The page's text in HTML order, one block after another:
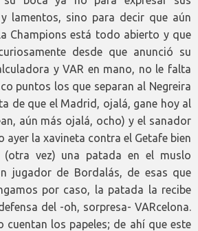
lamentos, sino para decir que aún
Champions está todo abierto y que
desde que anunció su
y VAR en mano, no le falta
puntos los que separan al Negreira
de que el Madrid, ojalá, gane hoy al
aún más ojalá, ocho) y el sanador
ayer la xavineta contra el Getafe bien
vez) una patada en el muslo
jugador de Bordalás, de esas que
por caso, la patada la recibe
del -oh, sorpresa- VARcelona.
cuentan los papeles; de ahí que este